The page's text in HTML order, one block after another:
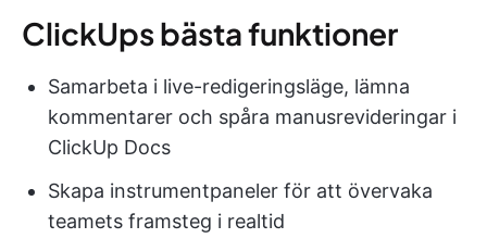
ClickUps bästa funktioner
Samarbeta i live-redigeringsläge, lämna
kommentarer och spåra manusrevideringar i
ClickUp Docs
Skapa instrumentpaneler för att övervaka
teamets framsteg i realtid